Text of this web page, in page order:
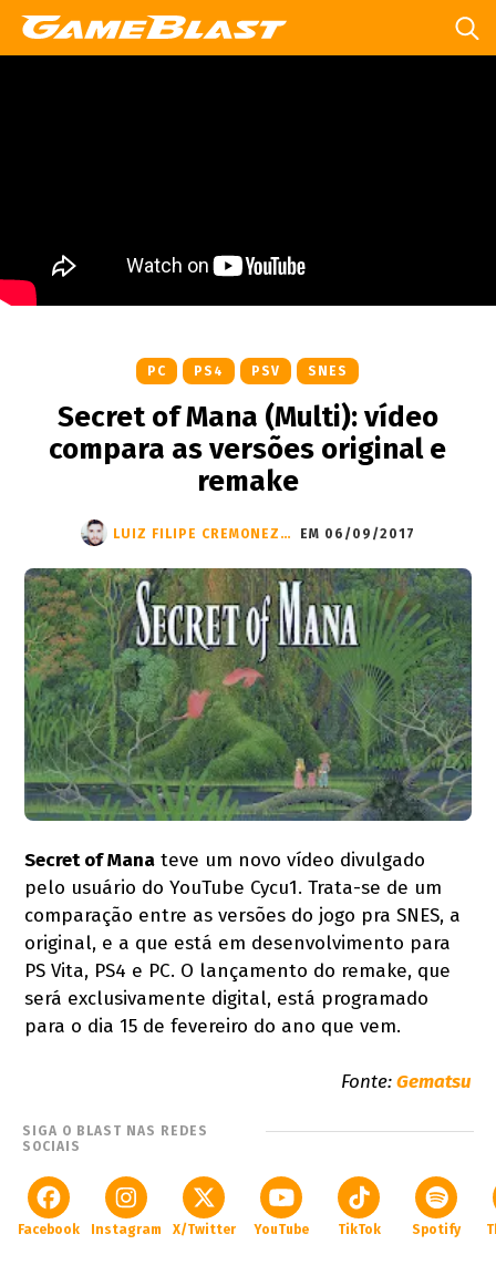
PC PS4 PSV SNES
Secret of Mana (Multi): vídeo
compara as versões original e
remake
LUIZ FILIPE CREMONEZI DO VALLE EM 06/09/2017
Secret of Mana teve um novo vídeo divulgado
pelo usuário do YouTube Cycu1. Trata-se de um
comparação entre as versões do jogo pra SNES, a
original, e a que está em desenvolvimento para
PS Vita, PS4 e PC. O lançamento do remake, que
será exclusivamente digital, está programado
para o dia 15 de fevereiro do ano que vem.
Fonte:Gematsu
SIGA O BLAST NAS REDES
SOCIAIS
Facebook Instagram X/Twitter YouTube TikTok Spotify